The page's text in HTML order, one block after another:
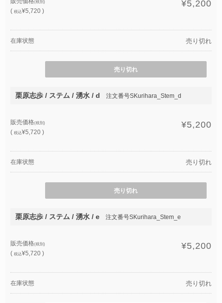
(税別)
(税込¥5,720 )
¥5,200
在庫状態 売り切れ
売り切れ
栗原志歩 / ステム / 湧水 / d 注文番号SKurihara_Stem_d
販売価格(税別)
(税込¥5,720 )
¥5,200
在庫状態 売り切れ
売り切れ
栗原志歩 / ステム / 湧水 / e 注文番号SKurihara_Stem_e
販売価格(税別)
(税込¥5,720 )
¥5,200
在庫状態 売り切れ